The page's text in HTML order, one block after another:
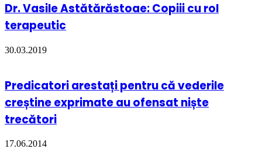
Dr. Vasile Astătărăstoae: Copiii cu rol
terapeutic
30.03.2019
Predicatori arestați pentru că vederile
creștine exprimate au ofensat niște
trecători
17.06.2014